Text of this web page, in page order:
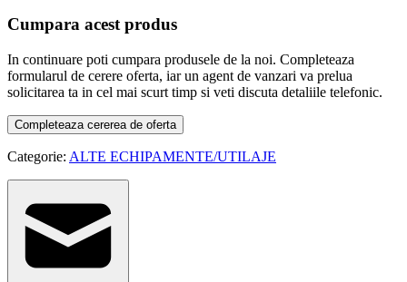
Cumpara acest produs
In continuare poti cumpara produsele de la noi. Completeaza
formularul de cerere oferta, iar un agent de vanzari va prelua
solicitarea ta in cel mai scurt timp si veti discuta detaliile telefonic.
Completeaza cererea de oferta
Categorie: ALTE ECHIPAMENTE/UTILAJE